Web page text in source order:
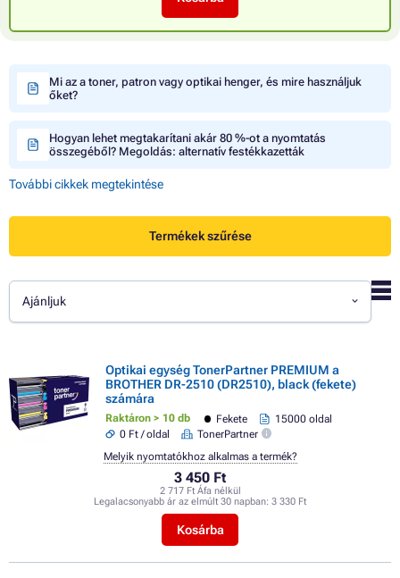
Mi az a toner, patron vagy optikai henger, és mire használjuk
őket?
Hogyan lehet megtakarítani akár 80 %-ot a nyomtatás
összegéből? Megoldás: alternatív festékkazetták
További cikkek megtekintése
Termékek szűrése
Ajánljuk
Optikai egység TonerPartner PREMIUM a
BROTHER DR-2510 (DR2510), black (fekete)
számára
Raktáron > 10 db Fekete
15000 oldal
0 Ft / oldal
TonerPartner
3 450 Ft
2 717 Ft Áfa nélkül
Legalacsonyabb ár az elmúlt 30 napban: 3 330 Ft
Kosárba
Melyik nyomtatókhoz alkalmas a termék?